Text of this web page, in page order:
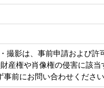
撮影は、事前申請および許
産権や肖像権の侵害に該当
前にお問い合わせください